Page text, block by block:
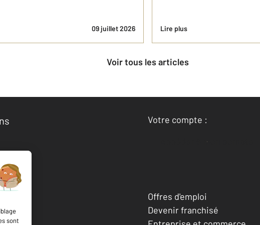
09 juillet 2026 Lire plus
Voir tous les articles
Votre compte :
Accéder à mon compte
Offres d'emploi
Devenir franchisé